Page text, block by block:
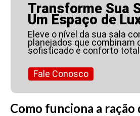
Transforme Sua
Um Espaço de
Eleve o nível da sua sala
planejados que combinam
sofisticado e conforto
Fale Conosco
Como funciona a ração